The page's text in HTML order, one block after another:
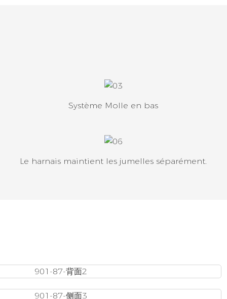
Système Molle en bas
Le harnais maintient les jumelles séparément.